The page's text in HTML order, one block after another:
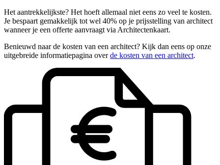
Het aantrekkelijkste? Het hoeft allemaal niet eens zo veel te kosten.
Je bespaart gemakkelijk tot wel 40% op je prijsstelling van architect
wanneer je een offerte aanvraagt via Architectenkaart.
Benieuwd naar de kosten van een architect? Kijk dan eens op onze
uitgebreide informatiepagina overde kosten van een architect.